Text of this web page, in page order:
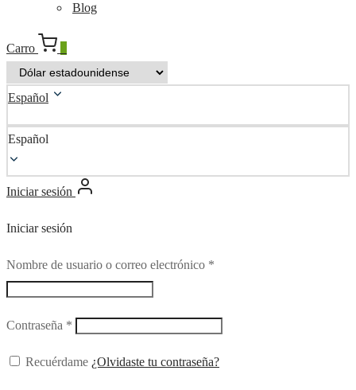
Blog
Carro
Español
Español
Iniciar sesión
Iniciar sesión
Nombre de usuario o correo electrónico *
Contraseña *
Recuérdame ¿Olvidaste tu contraseña?